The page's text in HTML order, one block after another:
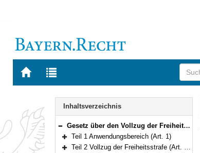
Zur
BAYERN.RECHT
Zur
letzten
Navigation
Inhaltsverzeichnis
Bereich reduzieren
Gesetz über den Vollzug der Freiheitsstrafe und der Jugendstrafe (Bayerisches Strafvollzugsgesetz – BayStVollzG) Vom 10. Dezember 2007 (GVBl. S. 866) BayRS 312-2-1-J (Art. 1–209)
Bereich erweitern
Teil 1 Anwendungsbereich (Art. 1)
Teil 2 Vollzug der Freiheitsstrafe (Art. 2–120)